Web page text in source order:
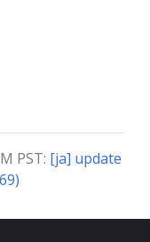
PST: [ja] update